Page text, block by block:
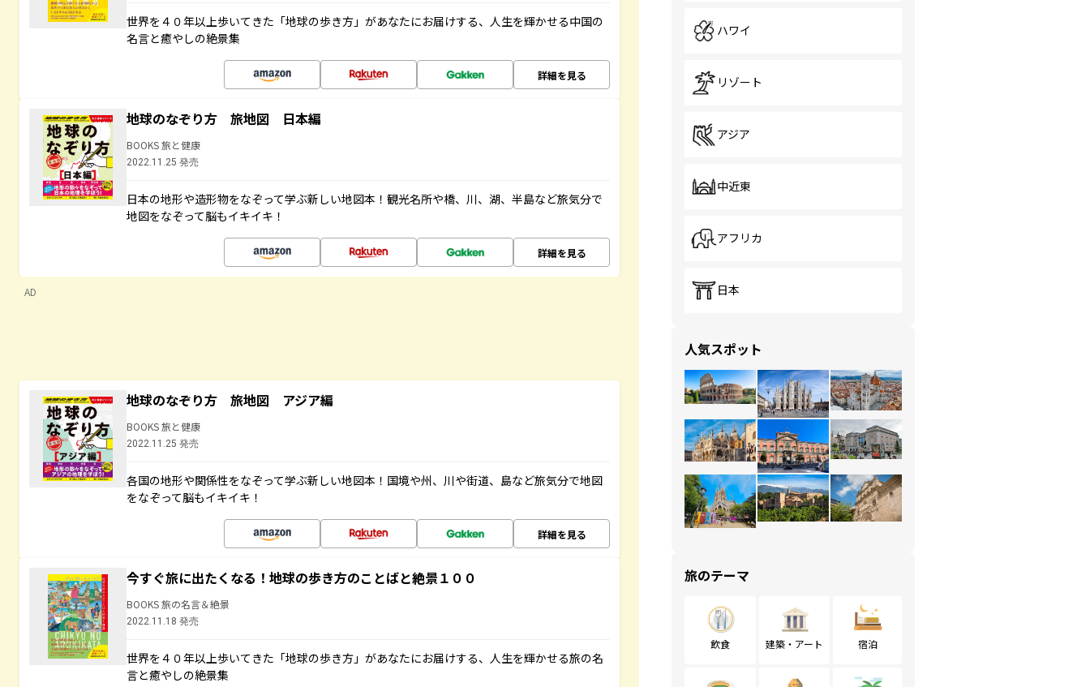
世界を４０年以上歩いてきた「地球の歩き方」があなたにお届けする、人生を輝かせる中国の
名言と癒やしの絶景集
詳細を見る
地球のなぞり方 旅地図 日本編
BOOKS 旅と健康
2022.11.25 発売
日本の地形や造形物をなぞって学ぶ新しい地図本！観光名所や橋、川、湖、半島など旅気分で
地図をなぞって脳もイキイキ！
詳細を見る
AD
地球のなぞり方 旅地図 アジア編
BOOKS 旅と健康
2022.11.25 発売
各国の地形や関係性をなぞって学ぶ新しい地図本！国境や州、川や街道、島など旅気分で地図
をなぞって脳もイキイキ！
詳細を見る
今すぐ旅に出たくなる！地球の歩き方のことばと絶景１００
BOOKS 旅の名言＆絶景
2022.11.18 発売
世界を４０年以上歩いてきた「地球の歩き方」があなたにお届けする、人生を輝かせる旅の名
言と癒やしの絶景集
ハワイ
リゾート
アジア
中近東
アフリカ
日本
人気スポット
旅のテーマ
飲食 建築・アート 宿泊